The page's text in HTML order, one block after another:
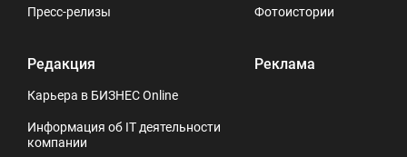
Пресс-релизы
Редакция
Карьера в БИЗНЕС Online
Информация об IT деятельности
компании
Фотоистории
Реклама